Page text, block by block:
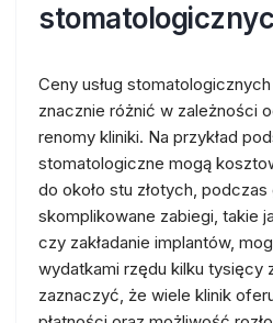
Ceny usług
znacznie różnić w zależności
renomy kliniki. Na przykład
stomatologiczne mogą
do około stu złotych,
skomplikowane zabiegi, takie
czy zakładanie implantów,
wydatkami rzędu kilku tysięcy
zaznaczyć, że wiele klinik